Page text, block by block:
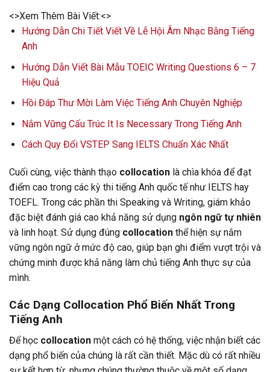
<>Xem Thêm Bài Viết:<>
Hướng Dẫn Chi Tiết Viết Về Lễ Hội Âm Nhạc Bằng Tiếng
Anh
Hướng Dẫn Viết Bài Mẫu TOEIC Writing Questions 6 – 7
Hiệu Quả
Hồi Đáp Thư Mời Làm Việc Tiếng Anh Chuyên Nghiệp
Nắm Vững Cấu Trúc It Is Necessary Trong Tiếng Anh
Cách Quy Đổi VSTEP Sang IELTS Chuẩn Xác Nhất
Cuối cùng, việc thành thạo collocation là chìa khóa để đạt
điểm cao trong các kỳ thi tiếng Anh quốc tế như IELTS hay
TOEFL. Trong các phần thi Speaking và Writing, giám khảo
đặc biệt đánh giá cao khả năng sử dụng ngôn ngữ tự nhiên
và linh hoạt. Sử dụng đúng collocation thể hiện sự nắm
vững ngôn ngữ ở mức độ cao, giúp bạn ghi điểm vượt trội và
chứng minh được khả năng làm chủ tiếng Anh thực sự của
mình.
Các Dạng Collocation Phổ Biến Nhất Trong
Tiếng Anh
Để học collocation một cách có hệ thống, việc nhận biết các
dạng phổ biến của chúng là rất cần thiết. Mặc dù có rất nhiều